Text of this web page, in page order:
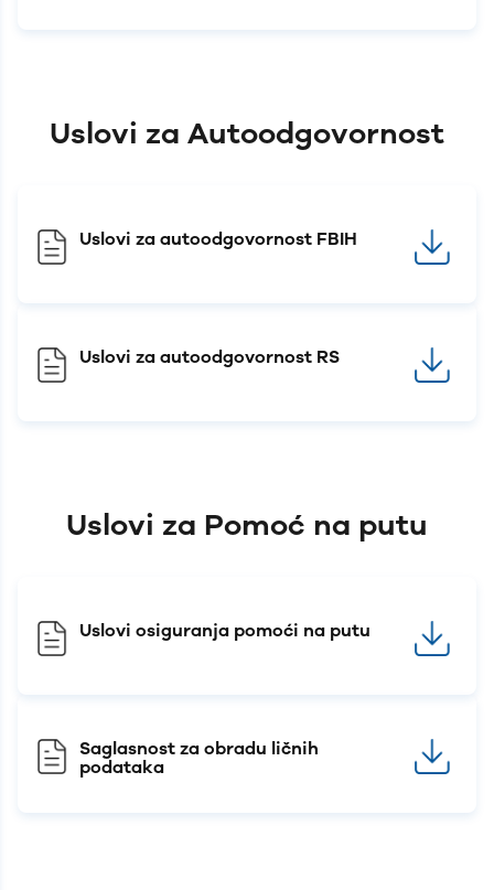
Uslovi za Autoodgovornost
Uslovi za autoodgovornost FBIH
Uslovi za autoodgovornost RS
Uslovi za Pomoć na putu
Uslovi osiguranja pomoći na putu
Saglasnost za obradu ličnih
podataka